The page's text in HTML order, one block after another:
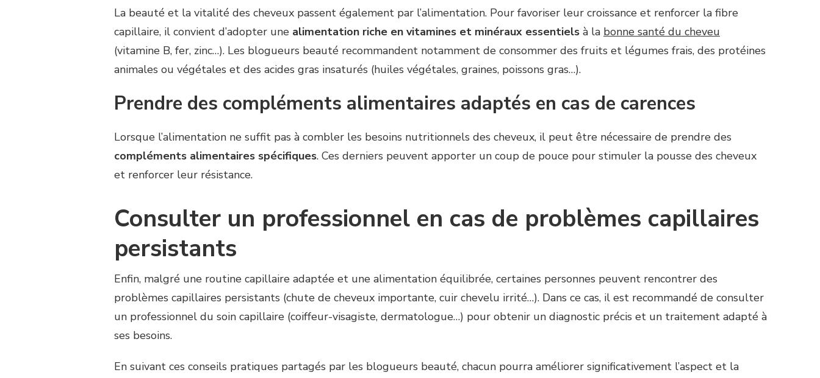
La beauté et la vitalité des cheveux passent également par l’alimentation. Pour favoriser leur croissance et renforcer la fibre
capillaire, il convient d’adopter une alimentation riche en vitamines et minéraux essentiels à la bonne santé du cheveu
(vitamine B, fer, zinc…). Les blogueurs beauté recommandent notamment de consommer des fruits et légumes frais, des protéines
animales ou végétales et des acides gras insaturés (huiles végétales, graines, poissons gras…).
Prendre des compléments alimentaires adaptés en cas de carences
Lorsque l’alimentation ne suffit pas à combler les besoins nutritionnels des cheveux, il peut être nécessaire de prendre des
compléments alimentaires spécifiques. Ces derniers peuvent apporter un coup de pouce pour stimuler la pousse des cheveux
et renforcer leur résistance.
Consulter un professionnel en cas de problèmes capillaires
persistants
Enfin, malgré une routine capillaire adaptée et une alimentation équilibrée, certaines personnes peuvent rencontrer des
problèmes capillaires persistants (chute de cheveux importante, cuir chevelu irrité…). Dans ce cas, il est recommandé de consulter
un professionnel du soin capillaire (coiffeur-visagiste, dermatologue…) pour obtenir un diagnostic précis et un traitement adapté à
ses besoins.
En suivant ces conseils pratiques partagés par les blogueurs beauté, chacun pourra améliorer significativement l’aspect et la